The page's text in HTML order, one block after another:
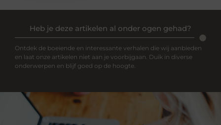
Heb je deze artikelen al onder ogen gehad?
Ontdek de boeiende en interessante verhalen die wij aanbieden
en laat onze artikelen niet aan je voorbijgaan. Duik in diverse
onderwerpen en blijf goed op de hoogte.